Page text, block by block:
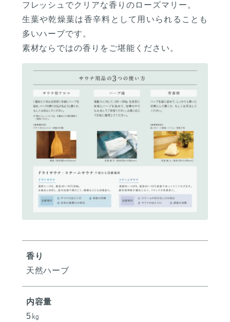
フレッシュでクリアな香りのローズマリー。
生葉や乾燥葉は香辛料として用いられることも
多いハーブです。
素材ならではの香りをご堪能ください。
香り
天然ハーブ
内容量
5㎏